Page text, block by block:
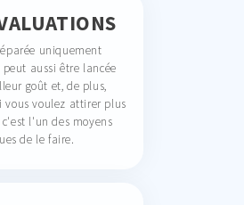
uniquement
aussi être lancée
goût et, de plus,
vous voulez attirer plus
l'un des moyens
de le faire.